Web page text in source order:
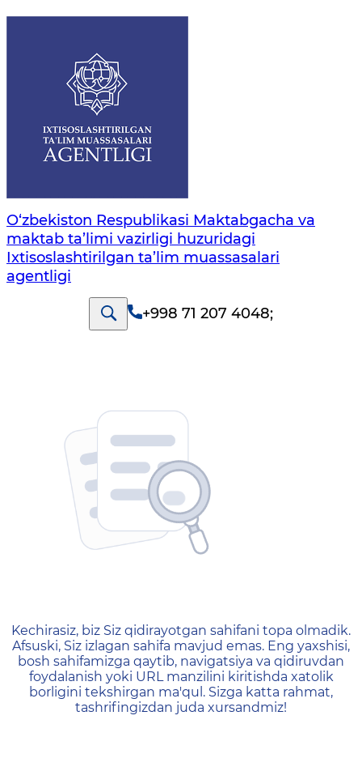
O‘zbekiston Respublikasi Maktabgacha va
maktab ta’limi vazirligi huzuridagi
Ixtisoslashtirilgan ta’lim muassasalari
agentligi
+998 71 207 4048;
404 — Страница не
Kechirasiz, biz Siz qidirayotgan sahifani topa olmadik.
Afsuski, Siz izlagan sahifa mavjud emas. Eng yaxshisi,
bosh sahifamizga qaytib, navigatsiya va qidiruvdan
foydalanish yoki URL manzilini kiritishda xatolik
borligini tekshirgan ma'qul. Sizga katta rahmat,
tashrifingizdan juda xursandmiz!